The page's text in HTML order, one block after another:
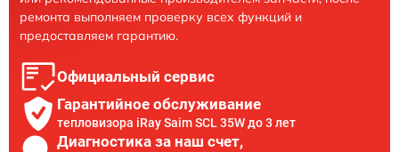
ремонта выполняем проверку всех функций и
предоставляем гарантию.
Официальный сервис
Гарантийное обслуживание
тепловизора iRay Saim SCL 35W до 3 лет
Диагностика за наш счет,